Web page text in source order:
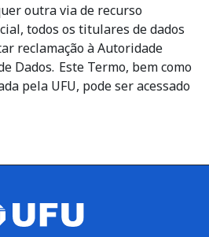
outra via de recurso
todos os titulares de dados
reclamação à Autoridade
Dados. Este Termo, bem como
pela UFU, pode ser acessado